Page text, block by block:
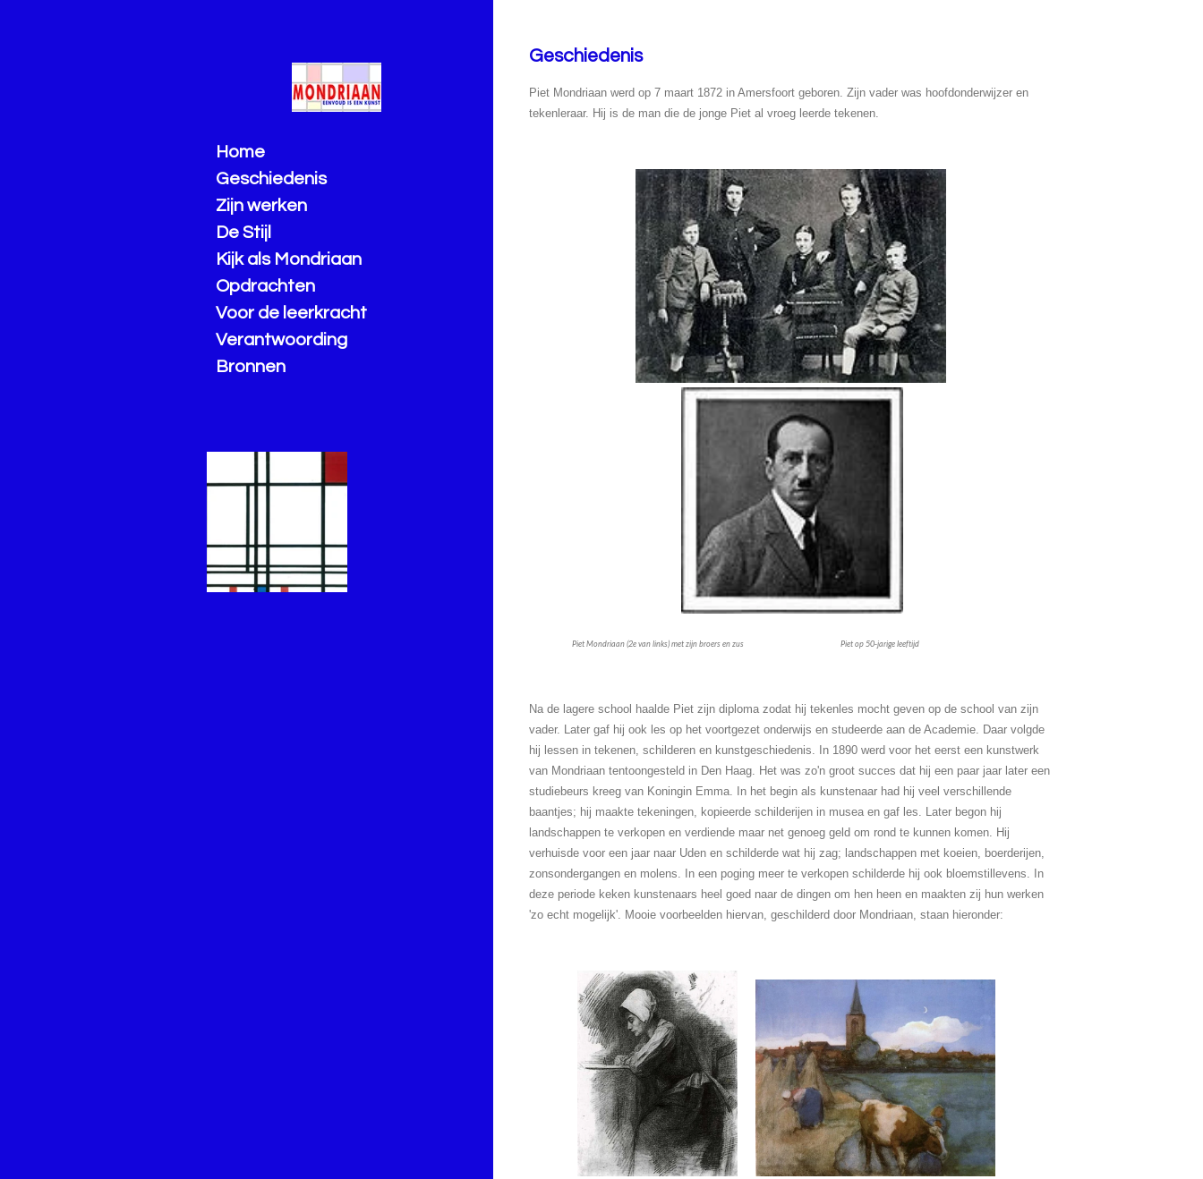
Geschiedenis
Piet Mondriaan werd op 7 maart 1872 in Amersfoort geboren. Zijn vader was hoofdonderwijzer en
tekenleraar. Hij is de man die de jonge Piet al vroeg leerde tekenen.
Piet Mondriaan (2e van links) met zijn broers en zus Piet op 50-jarige leeftijd
Na de lagere school haalde Piet zijn diploma zodat hij tekenles mocht geven op de school van zijn
vader. Later gaf hij ook les op het voortgezet onderwijs en studeerde aan de Academie. Daar volgde
hij lessen in tekenen, schilderen en kunstgeschiedenis. In 1890 werd voor het eerst een kunstwerk
van Mondriaan tentoongesteld in Den Haag. Het was zo'n groot succes dat hij een paar jaar later een
studiebeurs kreeg van Koningin Emma. In het begin als kunstenaar had hij veel verschillende
baantjes; hij maakte tekeningen, kopieerde schilderijen in musea en gaf les. Later begon hij
landschappen te verkopen en verdiende maar net genoeg geld om rond te kunnen komen. Hij
verhuisde voor een jaar naar Uden en schilderde wat hij zag; landschappen met koeien, boerderijen,
zonsondergangen en molens. In een poging meer te verkopen schilderde hij ook bloemstillevens. In
deze periode keken kunstenaars heel goed naar de dingen om hen heen en maakten zij hun werken
'zo echt mogelijk'. Mooie voorbeelden hiervan, geschilderd door Mondriaan, staan hieronder:
Home
Geschiedenis
Zijn werken
De Stijl
Kijk als Mondriaan
Opdrachten
Voor de leerkracht
Verantwoording
Bronnen